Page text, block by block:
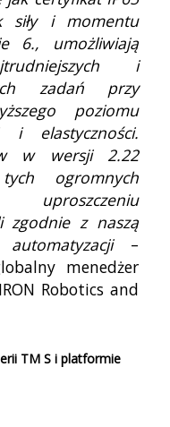
siły i momentu
6., umożliwiają
i
zadań przy
poziomu
i elastyczności.
w wersji 2.22
ogromnych
zgodnie z naszą
–
menedżer
Robotics and
TM S i platformie